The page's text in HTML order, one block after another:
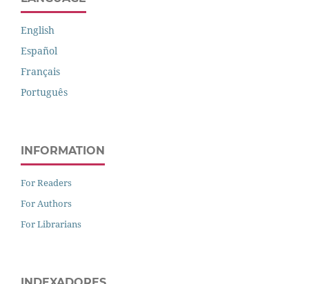
English
Español
Français
Português
INFORMATION
For Readers
For Authors
For Librarians